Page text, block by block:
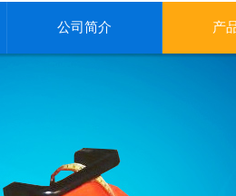
公司简介 产